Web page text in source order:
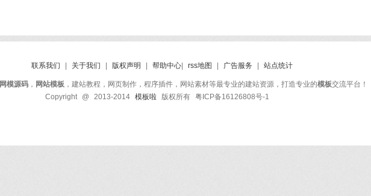
联系我们 关于我们 版权声明 帮助中心 rss地图 广告服务 站点统计
网模源码 ， 网站模板 ，建站教程，网页制作，程序插件，网站素材等最专业的建站资源，打造专业的模板交流平台！
Copyright @ 2013-2014 模板啦 版权所有 粤ICP备16126808号-1